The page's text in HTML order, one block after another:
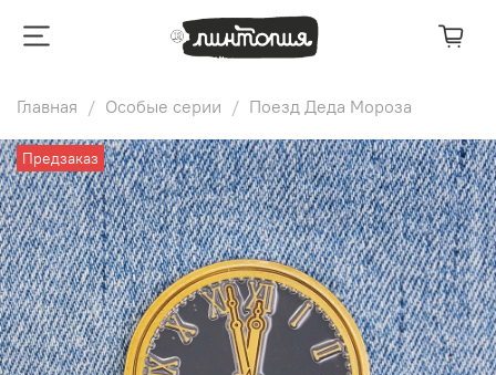
Главная Особые серии Поезд Деда Мороза
Предзаказ